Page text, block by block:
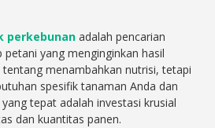
perkebunan adalah pencarian
yang menginginkan hasil
menambahkan nutrisi, tetapi
spesifik tanaman Anda dan
tepat adalah investasi krusial
dan kuantitas panen.